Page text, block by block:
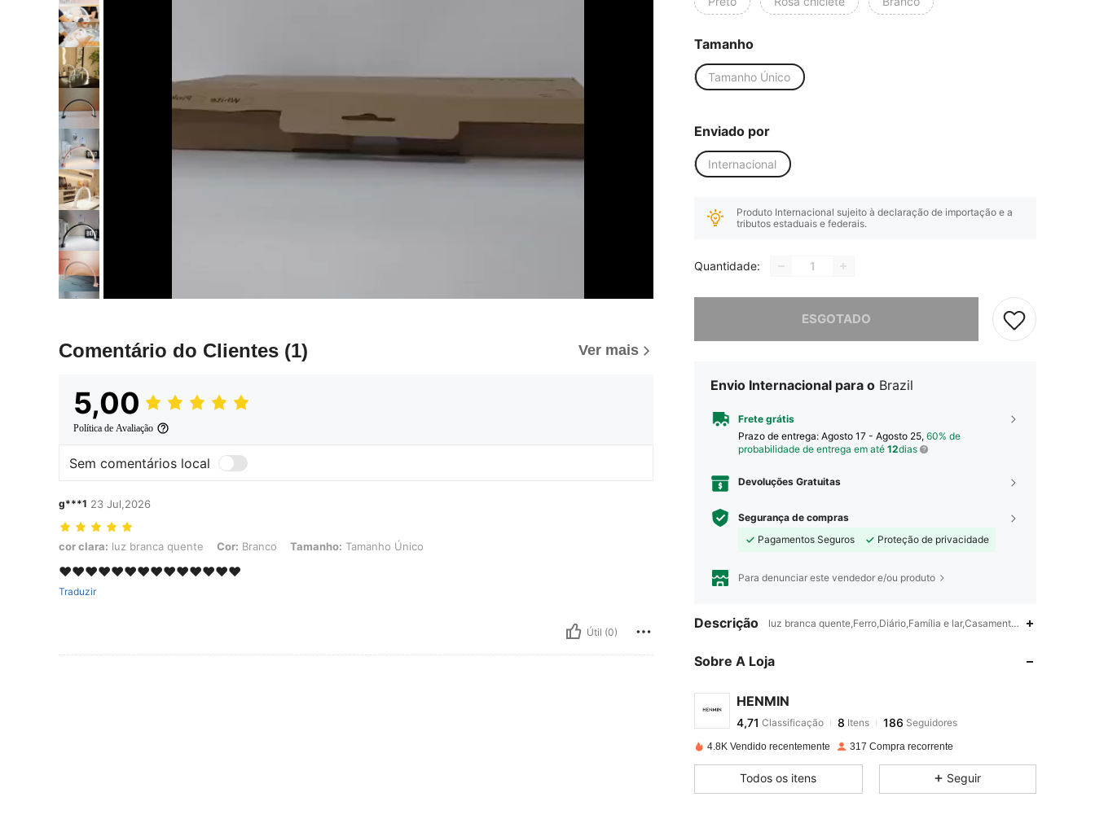
Comentário do Clientes (1) Ver mais
5,00
Política de Avaliação
Sem comentários local
g***1 23 Jul,2026
cor clara: luz branca quente, Cor: Branco, Tamanho: Tamanho Único
cor clara: luz branca quente Cor: Branco Tamanho: Tamanho Único
❤️❤️❤️❤️❤️❤️❤️❤️❤️❤️❤️❤️❤️❤️
Traduzir
Útil (0)
Tamanho
Tamanho Único
Enviado por
Internacional
Produto Internacional sujeito à declaração de importação e a
tributos estaduais e federais.
Quantidade:
ESGOTADO
Envio Internacional para o Brazil
Frete grátis
Prazo de entrega: Agosto 17 - Agosto 25, 60% de
probabilidade de entrega em até 12dias
Devoluções Gratuitas
Segurança de compras
Pagamentos Seguros
Proteção de privacidade
Para denunciar este vendedor e/ou produto
Descrição luz branca quente,Ferro,Diário,Família e
Sobre A Loja
HENMIN
4,71 8 186
4,71
4,71 8 186
j***npago 1 dia atrás
4,71 8 186
4.8K Vendido recentemente 317 Compra recorrente
Todos os itens Seguir